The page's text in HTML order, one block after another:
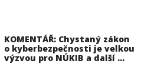
KOMENTÁŘ: Chystaný zákon
o kyberbezpečnosti je velkou
výzvou pro NÚKIB a další ...